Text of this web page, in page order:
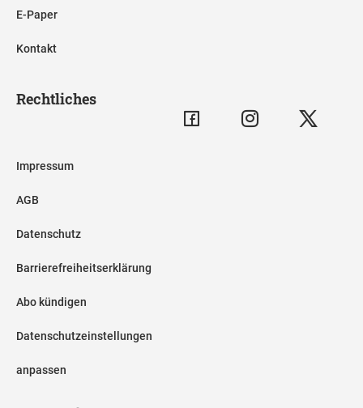
E-Paper
Kontakt
Rechtliches
Impressum
AGB
Datenschutz
Barrierefreiheitserklärung
Abo kündigen
Datenschutzeinstellungen
anpassen